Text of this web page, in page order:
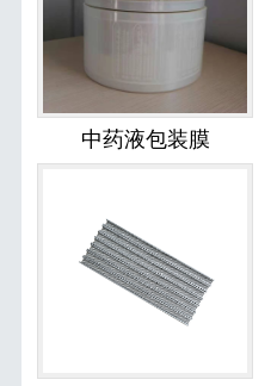
中药液包装膜